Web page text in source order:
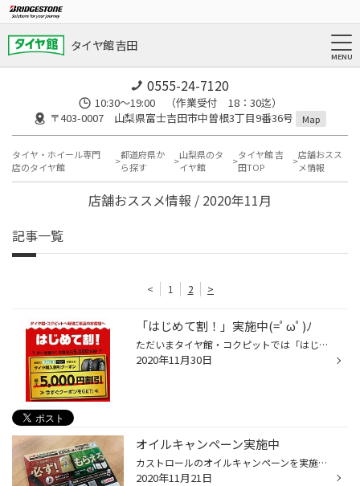
タイヤ館 吉田
0555-24-7120
10:30～19:00 （作業受付 18：30迄）
〒403-0007 山梨県富士吉田市中曽根3丁目9番36号
Map
タイヤ・ホイール専門
店のタイヤ館
都道府県か
ら探す
山梨県のタ
イヤ館
タイヤ館 吉
田TOP
店舗おスス
メ情報
店舗おススメ情報 / 2020年11月
記事一覧
< 1 2 >
「はじめて割！」実施中(=ﾟωﾟ)ﾉ
ただいまタイヤ館・コクピットでは「はじめて割！」を実施中です！ はじめてタイヤ館でタイヤ購入をご利用頂く方に、 はじめて割として5000円のクーポン券を先着5000名の方に(*'ω'*) これからタイヤ購入をお考えの方は是非ご利用下さい！ クーポン券はメールから獲得から。 クーポンご利用条件はタ...
2020年11月30日
オイルキャンペーン実施中
カストロールのオイルキャンペーンを実施中です！ 2021年1月12日までの購入品が対象となりますので、 是非ご利用ください。
2020年11月21日